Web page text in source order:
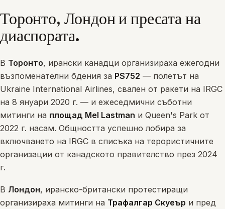
Торонто, Лондон и пресата на
диаспората.
В Торонто, ирански канадци организираха ежегодни
възпоменателни бдения за PS752 — полетът на
Ukraine International Airlines, свален от ракети на IRGC
на 8 януари 2020 г. — и ежеседмични съботни
митинги на площад Mel Lastman и Queen's Park от
2022 г. насам. Общността успешно лобира за
включването на IRGC в списъка на терористичните
организации от канадското правителство през 2024
г.
В Лондон, иранско-британски протестиращи
организираха митинги на Трафалгар Скуеър и пред